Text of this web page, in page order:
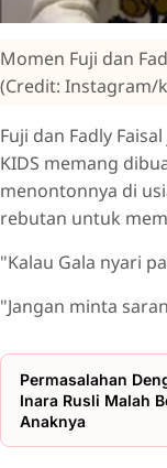
Momen Fuji dan
(Credit: Instagram/
Fuji dan Fadly
KIDS memang
menontonnya di
rebutan untuk
"Kalau Gala nyari
"Jangan minta
Permasalahan
Inara Rusli Malah
Anaknya